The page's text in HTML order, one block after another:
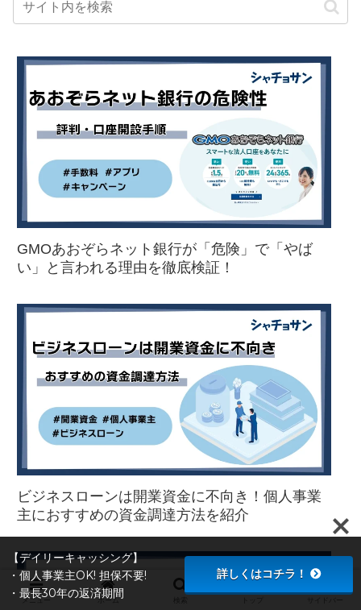
GMOあおぞらネット銀行が「危険」で「やば
い」と言われる理由を徹底検証！
ビジネスローンは開業資金に不向き！個人事業
主におすすめの資金調達方法を紹介
メニュー ホーム
【デイリーキャッシング】
・個人事業主OK! 担保不要!
・最長30年の返済期間
詳しくはコチラ！